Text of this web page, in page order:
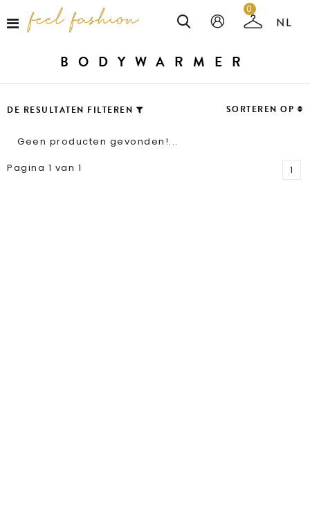
0
BODYWARMER
DE RESULTATEN FILTEREN SORTEREN OP
Geen producten gevonden!...
Pagina 1 van 1
1